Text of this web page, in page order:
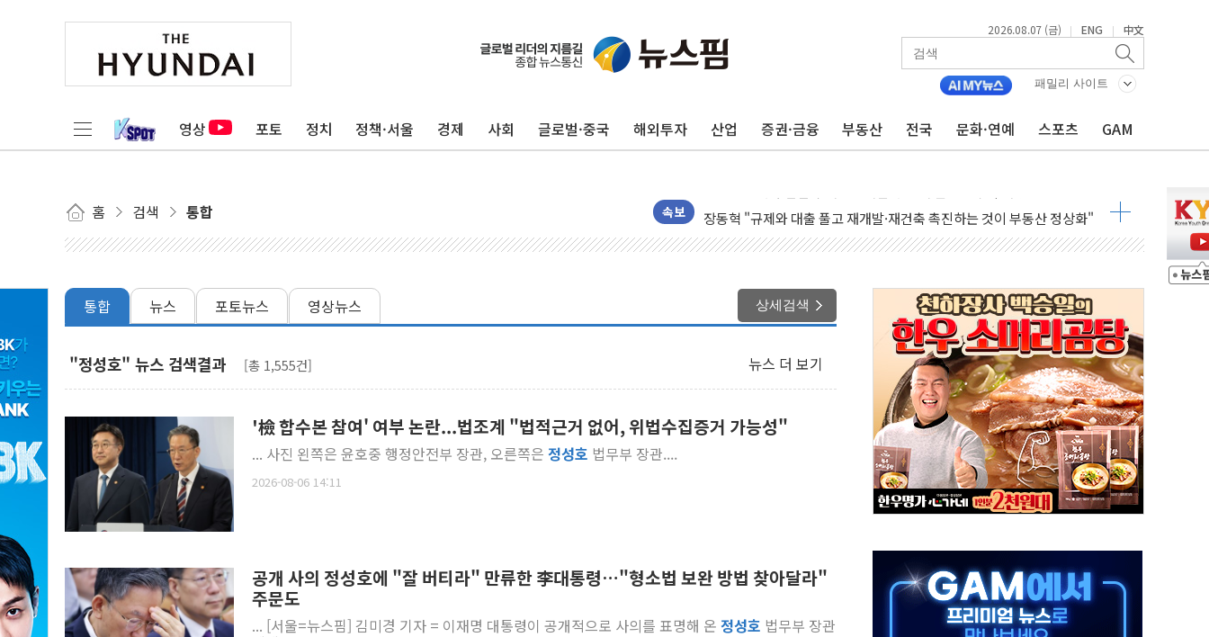
2026.08.07 (금) | ENG | 中文
패밀리 사이트
영상 포토 정치 정책·서울 경제 사회 글로벌·중국 해외투자 산업 증권·금융 부동산 전국 문화·연예 스포츠 GAM
홈 검색 통합 속보
"최대 2시간 앞서 침수 예측"…건설연, AI 위험기상 기술 개발
유니슨 "국내생산세액공제·인증제도 개선 수혜 기대"
장동혁 "규제와 대출 풀고 재개발·재건축 촉진하는 것이 부동산 정상화"
[속보] 종합특검, '尹 관저 이전 감사 무마' 유병호 감사위원 구속 기소
日, 4~6월 105조원 환시 개입...4월 말 '56조원' 사상 최대
오렌지플래닛 창업재단, 스타트업 지원 프로그램 성료
경찰, '300억대 사기 혐의' 차가원 대표 구속 송치
장동혁 "집값 올려놓고 국민만 잡아"
[속보] '해병 순직 책임' 임성근 전 사단장 항소심도 징역 3년 선고
부동산정책 정상화 특별위원회 전체회의서 발언하는 장동혁 대표
경찰, '강북구 오피스텔 살인' 50대 남성 구속 송치
"취약계층에 더 가혹한 여름"…구윤철, 쪽방촌 폭염 대응상황 점검
전국 그늘막 4만개 육박 7년 새 7배 늘었다...폭염 대책비는 8.6배 증가
구리값 사상 최고치…'닥터 코퍼'가 말하는 경기 신호가 달라졌다
에어프레미아, 호치민 노선 재개...3년 2개월 만
국민통합위, 정치 다양성 제고 특별 위원회 위촉장 수여식 및 1차 회의
통합 뉴스 포토뉴스 영상뉴스 상세검색
"정성호" 뉴스 검색결과 [총 1,555건] 뉴스 더 보기
'檢 합수본 참여' 여부 논란...법조계 "법적근거 없어, 위법수집증거 가능성"
... 사진 왼쪽은 윤호중 행정안전부 장관, 오른쪽은 정성호 법무부 장관....
2026-08-06 14:11
공개 사의 정성호에 "잘 버티라" 만류한 李대통령…"형소법 보완 방법 찾아달라"
주문도
... [서울=뉴스핌] 김미경 기자 = 이재명 대통령이 공개적으로 사의를 표명해 온 정성호 법무부 장관